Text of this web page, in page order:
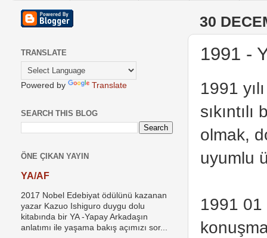
30
1991 -
1991
olmak,
uyumlu
1991 01
TRANSLATE
Powered by Translate
SEARCH THIS BLOG
ÖNE ÇIKAN YAYIN
YA/AF
2017 Nobel Edebiyat ödülünü kazanan
yazar Kazuo Ishiguro duygu dolu
kitabında bir YA -Yapay Arkadaşın
anlatımı ile yaşama bakış açımızı sor...